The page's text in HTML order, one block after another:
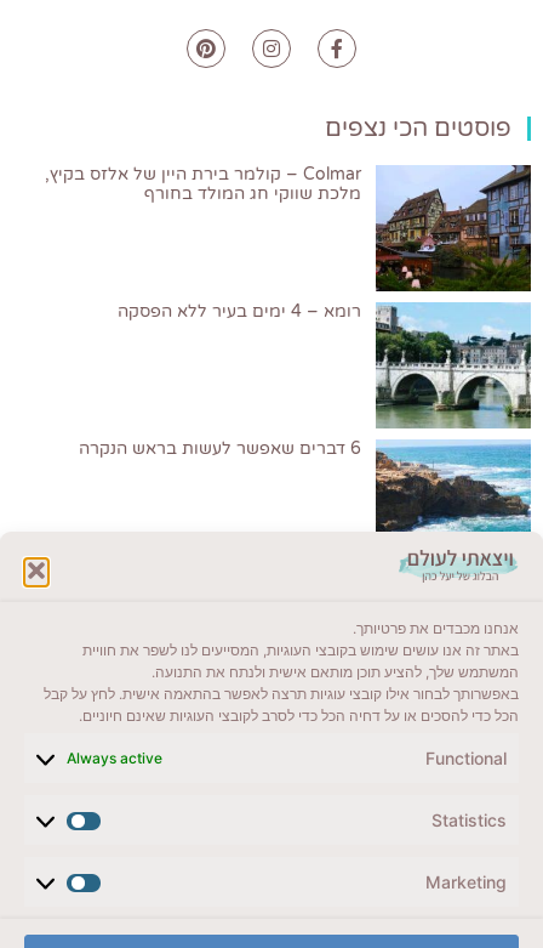
אנחנו מכבדים את פרטיותך.
באתר זה אנו עושים שימוש בקובצי העוגיות, המסייעים לנו לשפר את חוויית
המשתמש שלך, להציע תוכן מותאם אישית ולנתח את התנועה.
באפשרותך לבחור אילו קובצי עוגיות תרצה לאפשר בהתאמה אישית. לחץ על קבל
הכל כדי להסכים או על דחיה הכל כדי לסרב לקובצי העוגיות שאינם חיוניים.
Functional
Always active
Statistics
Marketing
פוסטים הכי נצפים
Colmar – קולמר בירת היין של אלזס בקיץ,
מלכת שווקי חג המולד בחורף
רומא – 4 ימים בעיר ללא הפסקה
6 דברים שאפשר לעשות בראש הנקרה
ייעדים מומלצים
מדריכים ועזרים
לשליחת הודעת וואטסאפ
veyatsati.laolam@gmail.com